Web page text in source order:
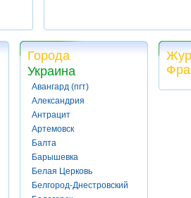
Города
Украина
Авангард (пгт)
Александрия
Антрацит
Артемовск
Балта
Барышевка
Белая Церковь
Белгород-Днестровский